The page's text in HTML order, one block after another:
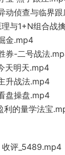
动侦查与临界
与1+N组合战
金.mp4
券-二号战法
天明天.mp4
升战法.mp4
盘操盘.mp4
利的量学法宝
评_5489.mp4